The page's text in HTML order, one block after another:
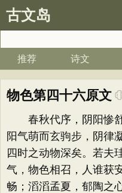
古文岛
推荐 诗文
物色第四十六原文
春秋代序，阴阳惨舒
阳气萌而玄驹步，阴律
四时之动物深矣。若夫
气，物色相召，人谁获
畅；滔滔孟夏，郁陶之